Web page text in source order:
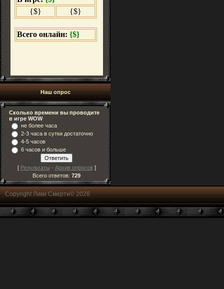
Наш опрос
Сколько времени вы проводите
в игре WOW
не более часа
2-3 часа в сутки достаточно
4-5 часов
6 часов и больше
[ Результаты · Архив опросов ]
Всего ответов: 729
Copyright Лики Смерти© 2026